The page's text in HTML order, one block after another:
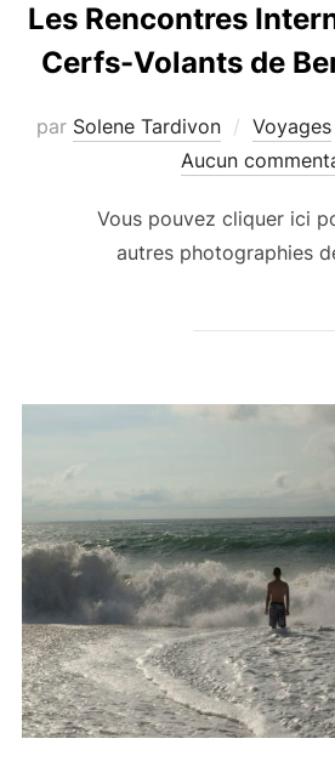
Les Rencontres
Cerfs-Volants de
par Solene Tardivon Voyages
Aucun
Vous pouvez cliquer ici
autres photographies